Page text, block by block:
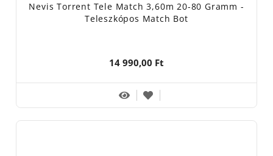
Nevis Torrent Tele Match 3,60m 20-80 Gramm -
Teleszkópos Match Bot
14 990,00 Ft